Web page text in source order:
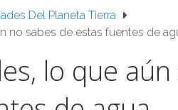
Del Planeta Tierra
no sabes de estas fuentes de
lo que